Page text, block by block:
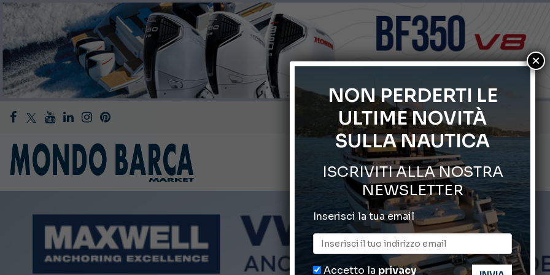
Gommoni Callegari acquisisce Geniuss
66° Salone Nautico Internazionale di Genova
ABOFA 2026: la fiera del mare ad Aqaba
Cannes Yachting Festival 2026: tutte le novità attese a
Montecristo Yachting, l’orologio per il diportista
NON PERDERTI LE
ULTIME NOVITÀ
SULLA NAUTICA
ISCRIVITI ALLA NOSTRA
NEWSLETTER
Inserisci la tua email
Accetto la privacy
×